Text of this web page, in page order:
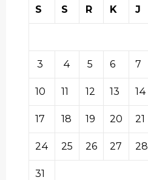
S
S R K J
3 4 5 6 7
10 11 12 13 14
17 18 19 20 21
24 25 26 27 28
31